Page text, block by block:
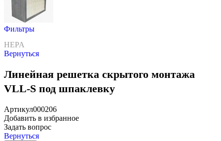
Фильтры
HEPA
Вернуться
Линейная решетка скрытого монтажа
VLL-S под шпаклевку
Артикул000206
Добавить в избранное
Задать вопрос
Вернуться